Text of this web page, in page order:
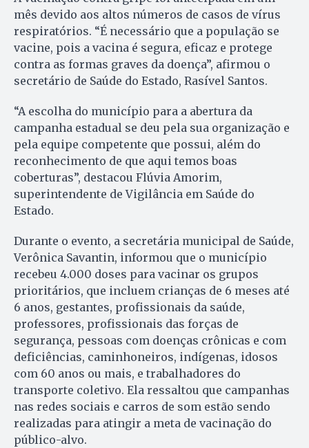
mês devido aos altos números de casos de vírus
respiratórios. “É necessário que a população se
vacine, pois a vacina é segura, eficaz e protege
contra as formas graves da doença”, afirmou o
secretário de Saúde do Estado, Rasível Santos.
“A escolha do município para a abertura da
campanha estadual se deu pela sua organização e
pela equipe competente que possui, além do
reconhecimento de que aqui temos boas
coberturas”, destacou Flúvia Amorim,
superintendente de Vigilância em Saúde do
Estado.
Durante o evento, a secretária municipal de Saúde,
Verônica Savantin, informou que o município
recebeu 4.000 doses para vacinar os grupos
prioritários, que incluem crianças de 6 meses até
6 anos, gestantes, profissionais da saúde,
professores, profissionais das forças de
segurança, pessoas com doenças crônicas e com
deficiências, caminhoneiros, indígenas, idosos
com 60 anos ou mais, e trabalhadores do
transporte coletivo. Ela ressaltou que campanhas
nas redes sociais e carros de som estão sendo
realizadas para atingir a meta de vacinação do
público-alvo.